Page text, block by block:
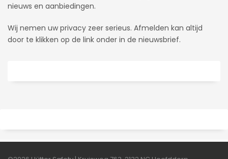
nieuws en aanbiedingen.
Wij nemen uw privacy zeer serieus. Afmelden kan altijd
door te klikken op de link onder in de nieuwsbrief.